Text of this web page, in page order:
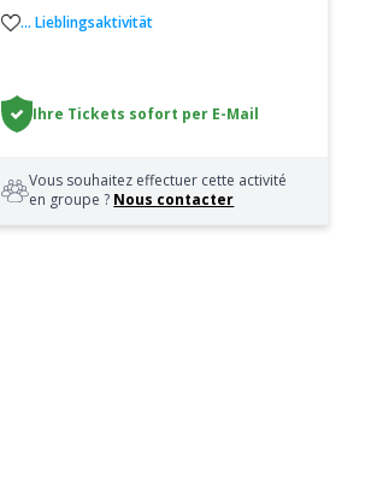
... Lieblingsaktivität
Ihre Tickets sofort per E-Mail
Vous souhaitez effectuer cette activité
en groupe ? Nous contacter